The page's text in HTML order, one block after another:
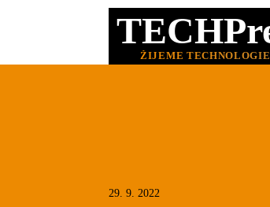
ŽIJEME
29. 9. 2022